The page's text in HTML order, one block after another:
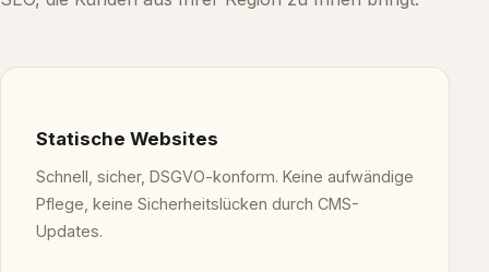
Statische Websites
Schnell, sicher, DSGVO-konform. Keine aufwändige
Pflege, keine Sicherheitslücken durch CMS-
Updates.